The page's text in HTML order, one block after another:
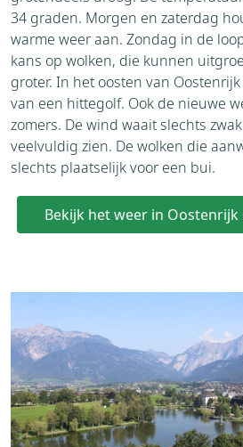
34 graden. Morgen en zaterdag
warme weer aan. Zondag in de
kans op wolken, die kunnen
groter. In het oosten van
van een hittegolf. Ook de nieuwe
zomers. De wind waait slechts
veelvuldig zien. De wolken die
slechts plaatselijk voor een bui.
Bekijk het weer in